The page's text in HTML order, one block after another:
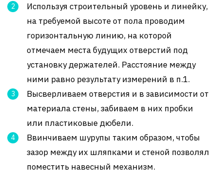
Используя строительный уровень и линейку,
на требуемой высоте от пола проводим
горизонтальную линию, на которой
отмечаем места будущих отверстий под
установку держателей. Расстояние между
ними равно результату измерений в п.1.
Высверливаем отверстия и в зависимости от
материала стены, забиваем в них пробки
или пластиковые дюбели.
Ввинчиваем шурупы таким образом, чтобы
зазор между их шляпками и стеной позволял
поместить навесный механизм.